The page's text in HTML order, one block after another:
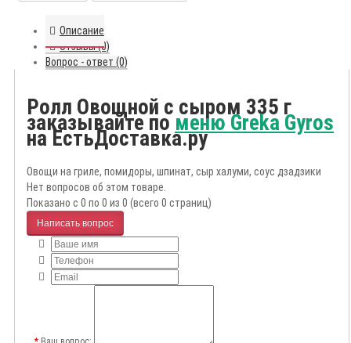
Описание
Отзывы (0)
Вопрос - ответ (0)
Ролл Овощной с сыром 335 г
заказывайте поменю Greka Gyros
на ЕстьДоставка.ру
Овощи на гриле, помидоры, шпинат, сыр халуми, соус дзадзики
Нет вопросов об этом товаре.
Показано с 0 по 0 из 0 (всего 0 страниц)
Написать вопрос